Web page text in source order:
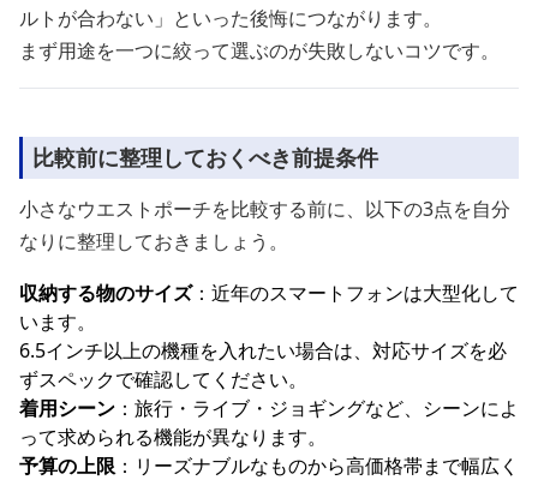
ルトが合わない」といった後悔につながります。
まず用途を一つに絞って選ぶのが失敗しないコツです。
比較前に整理しておくべき前提条件
小さなウエストポーチを比較する前に、以下の3点を自分
なりに整理しておきましょう。
収納する物のサイズ：近年のスマートフォンは大型化して
います。
6.5インチ以上の機種を入れたい場合は、対応サイズを必
ずスペックで確認してください。
着用シーン ：旅行・ライブ・ジョギングなど、シーンによ
って求められる機能が異なります。
予算の上限 ：リーズナブルなものから高価格帯まで幅広く